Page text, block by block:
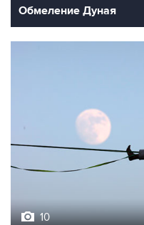
Обмеление Дуная
10